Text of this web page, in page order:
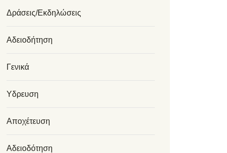
Δράσεις/Εκδηλώσεις
Αδειοδήτηση
Γενικά
Υδρευση
Αποχέτευση
Αδειοδότηση